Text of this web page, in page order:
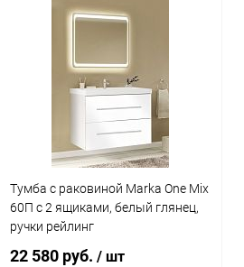
В корзину
Купить в 1 клик
В избранное Под заказ
Тумба с раковиной Marka One Mix
60П с 2 ящиками, белый глянец,
ручки рейлинг
22 580 руб./ шт